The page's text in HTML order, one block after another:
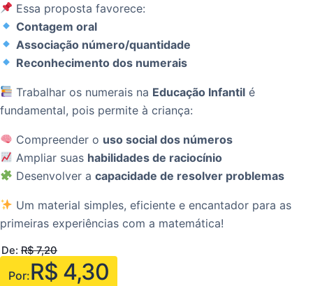
Essa proposta favorece:
Contagem oral
Associação número/quantidade
Reconhecimento dos numerais
Trabalhar os numerais na Educação Infantil é
fundamental, pois permite à criança:
Compreender o uso social dos números
Ampliar suas habilidades de raciocínio
Desenvolver acapacidade de resolver problemas
Um material simples, eficiente e encantador para as
primeiras experiências com a matemática!
De: R$7,20
Por:R$ 4,30